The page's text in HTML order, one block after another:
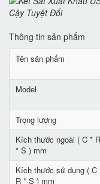
Thông tin sản phẩm
Tên sản phẩm
Model
Trọng lượng
Kích thước ngoài ( C * R
* S ) mm
Kích thước sử dụng ( C
R * S ) mm